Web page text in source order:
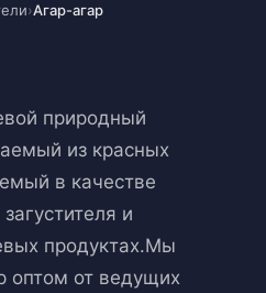
›Агар-агар
природный
из красных
в качестве
и
продуктах.Мы
оптом от ведущих